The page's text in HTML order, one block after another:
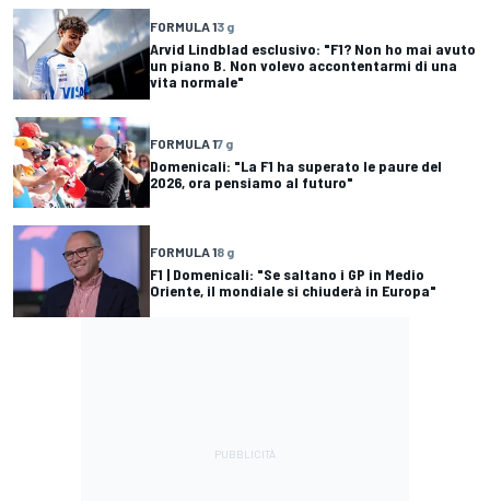
FORMULA 13 g
Arvid Lindblad esclusivo: "F1? Non ho mai avuto
un piano B. Non volevo accontentarmi di una
vita normale"
FORMULA 17 g
Domenicali: "La F1 ha superato le paure del
2026, ora pensiamo al futuro"
FORMULA 18 g
F1 | Domenicali: "Se saltano i GP in Medio
Oriente, il mondiale si chiuderà in Europa"